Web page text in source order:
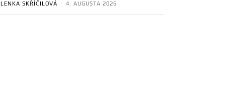
LENKA SKŘÍČILOVÁ - 4. AUGUSTA 2026